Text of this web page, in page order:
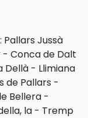
: Pallars Jussà
- Conca de Dalt
Dellà - Llimiana
de Pallars -
Bellera -
la - Tremp